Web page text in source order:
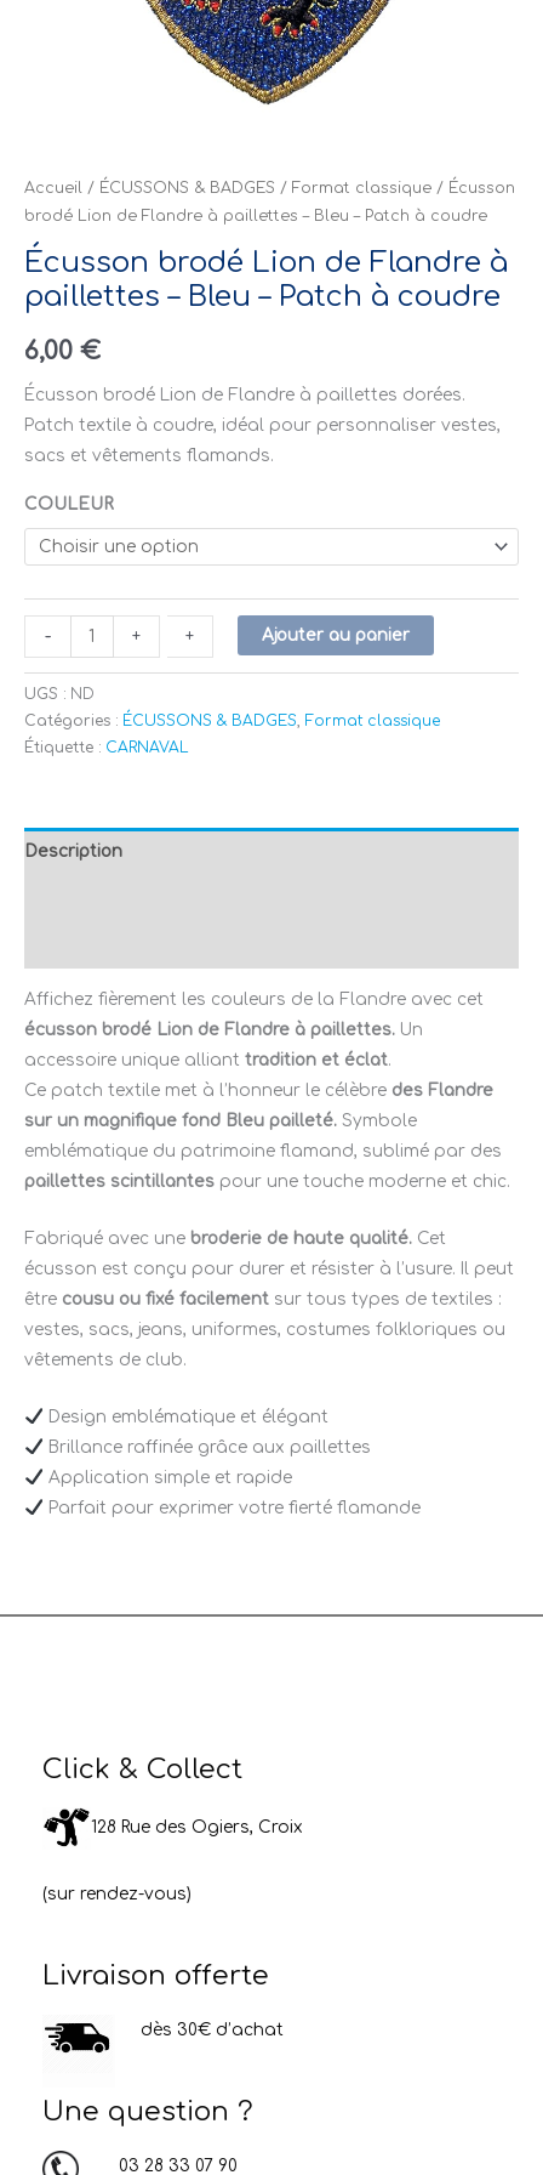
Accueil / ÉCUSSONS & BADGES / Format classique / Écusson
brodé Lion de Flandre à paillettes – Bleu – Patch à coudre
Écusson brodé Lion de Flandre à
paillettes – Bleu – Patch à coudre
6,00 €
Écusson brodé Lion de Flandre à paillettes dorées.
Patch textile à coudre, idéal pour personnaliser vestes,
sacs et vêtements flamands.
COULEUR
-
- + + Ajouter au panier
UGS : ND
Catégories : ÉCUSSONS & BADGES, Format classique
Étiquette : CARNAVAL
Description
Affichez fièrement les couleurs de la Flandre avec cet
écusson brodé Lion de Flandre à paillettes. Un
accessoire unique alliant tradition et éclat.
Ce patch textile met à l’honneur le célèbre des Flandre
sur un magnifique fond Bleu pailleté. Symbole
emblématique du patrimoine flamand, sublimé par des
paillettes scintillantes pour une touche moderne et chic.
Fabriqué avec une broderie de haute qualité. Cet
écusson est conçu pour durer et résister à l’usure. Il peut
être cousu ou fixé facilement sur tous types de textiles :
vestes, sacs, jeans, uniformes, costumes folkloriques ou
vêtements de club.
Design emblématique et élégant
Brillance raffinée grâce aux paillettes
Application simple et rapide
Parfait pour exprimer votre fierté flamande
Click & Collect
128 Rue des Ogiers, Croix
(sur rendez-vous)
Livraison offerte
dès 30€ d’achat
Une question ?
03 28 33 07 90